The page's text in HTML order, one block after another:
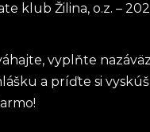
klub Žilina, o.z. –
vyplňte
a príďte si